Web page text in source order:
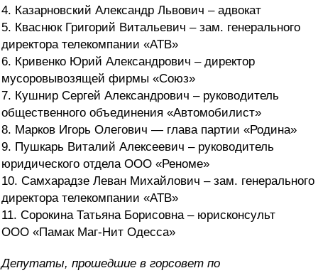
4. Казарновский Александр Львович – адвокат
5. Кваснюк Григорий Витальевич – зам. генерального
директора телекомпании «АТВ»
6. Кривенко Юрий Александрович – директор
мусоровывозящей фирмы «Союз»
7. Кушнир Сергей Александрович – руководитель
общественного объединения «Автомобилист»
8. Марков Игорь Олегович — глава партии «Родина»
9. Пушкарь Виталий Алексеевич – руководитель
юридического отдела ООО «Реноме»
10. Самхарадзе Леван Михайлович – зам. генерального
директора телекомпании «АТВ»
11. Сорокина Татьяна Борисовна – юрисконсульт
ООО «Памак Маг-Нит Одесса»
Депутаты, прошедшие в горсовет по